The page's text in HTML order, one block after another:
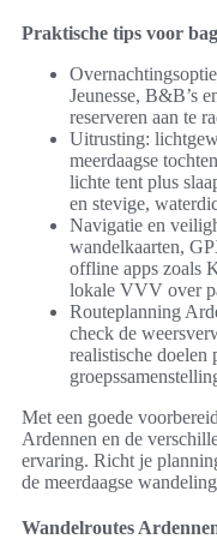
Praktische tips voor
Jeunesse, B&B’s
reserveren aan te
Uitrusting:
meerdaagse
lichte tent plus
en stevige,
Navigatie en
wandelkaarten,
offline apps zoals
lokale VVV over
Routeplanning
check de
realistische doelen
Met een goede
Ardennen en de
ervaring. Richt je
de meerdaagse
Wandelroutes